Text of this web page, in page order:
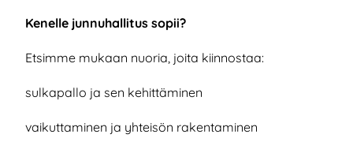
Kenelle junnuhallitus sopii?
Etsimme mukaan nuoria, joita kiinnostaa:
sulkapallo ja sen kehittäminen
vaikuttaminen ja yhteisön rakentaminen